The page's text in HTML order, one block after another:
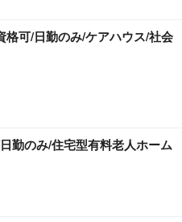
格可/日勤のみ/ケアハウス/社会
勤のみ/住宅型有料老人ホーム